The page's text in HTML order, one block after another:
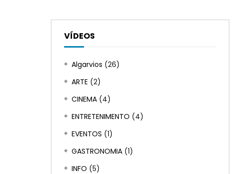
VÍDEOS
Algarvios (26)
ARTE (2)
CINEMA (4)
ENTRETENIMENTO (4)
EVENTOS (1)
GASTRONOMIA (1)
INFO (5)